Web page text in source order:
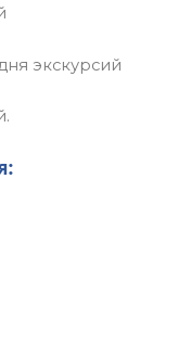
экскурсий
.